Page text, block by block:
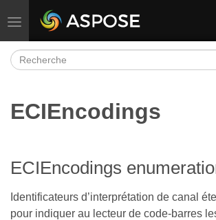
Basculer la navigation
ECIEncodings
ECIEncodings
Identificateurs d’interprétation de canal
pour indiquer au lecteur de code-barres